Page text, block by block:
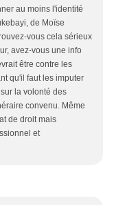
au moins l'identité
de Moïse
vous cela sérieux
avez-vous une info
être contre les
qu'il faut les imputer
la volonté des
convenu. Même
de droit mais
et